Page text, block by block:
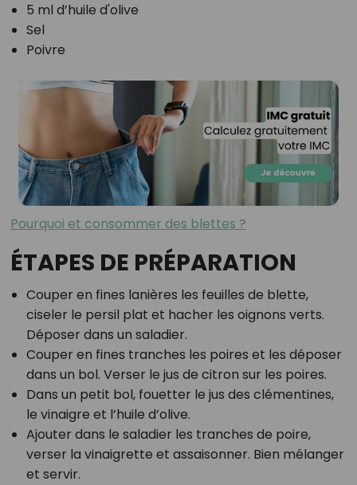
5 ml d’huile d'olive
Sel
Poivre
Pourquoi et consommer des blettes ?
ÉTAPES DE PRÉPARATION
Couper en fines lanières les feuilles de blette,
ciseler le persil plat et hacher les oignons verts.
Déposer dans un saladier.
Couper en fines tranches les poires et les déposer
dans un bol. Verser le jus de citron sur les poires.
Dans un petit bol, fouetter le jus des clémentines,
le vinaigre et l’huile d’olive.
Ajouter dans le saladier les tranches de poire,
verser la vinaigrette et assaisonner. Bien mélanger
et servir.